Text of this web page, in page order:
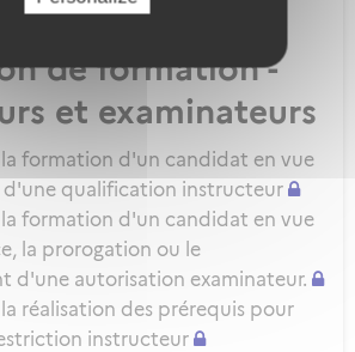
évaluation de niveau IRSE
de formation -
et examinateurs
formation d'un candidat en vue
qualification instructeur
formation d'un candidat en vue
la prorogation ou le
d'une autorisation examinateur.
réalisation des prérequis pour
instructeur